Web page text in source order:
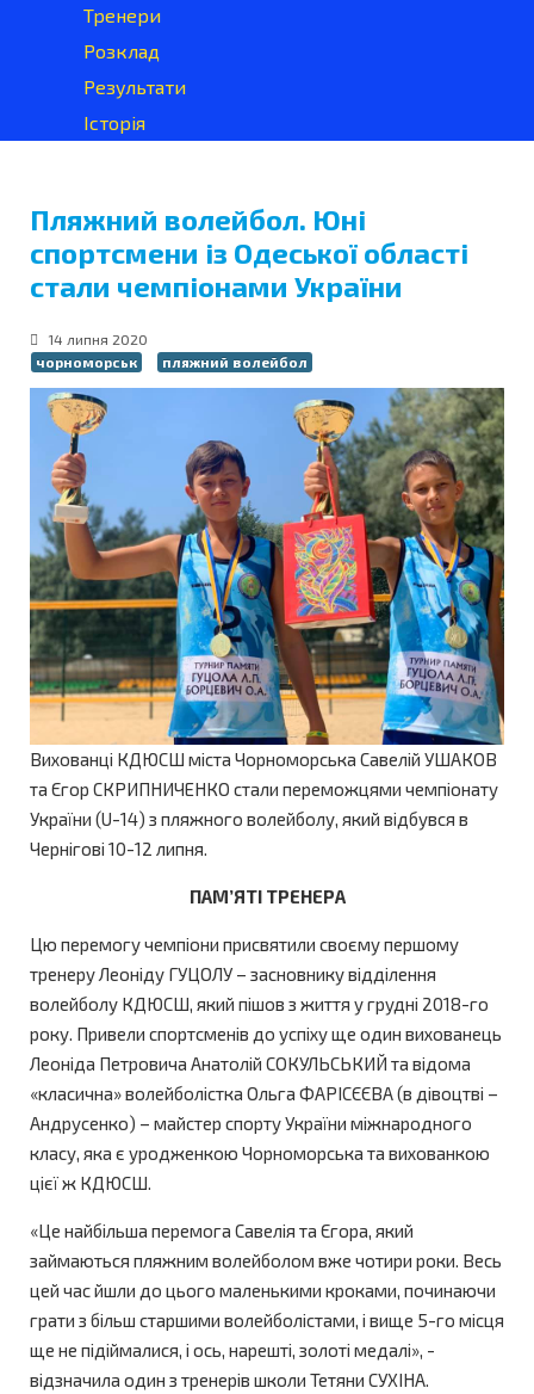
Тренери
Розклад
Результати
Історія
Пляжний волейбол. Юні
спортсмени із Одеської області
стали чемпіонами України
14 липня 2020
чорноморськ
пляжний волейбол
Вихованці КДЮСШ міста Чорноморська Савелій УШАКОВ
та Єгор СКРИПНИЧЕНКО стали переможцями чемпіонату
України (U-14) з пляжного волейболу, який відбувся в
Чернігові 10-12 липня.
ПАМ’ЯТІ ТРЕНЕРА
Цю перемогу чемпіони присвятили своєму першому
тренеру Леоніду ГУЦОЛУ – засновнику відділення
волейболу КДЮСШ, який пішов з життя у грудні 2018-го
року. Привели спортсменів до успіху ще один вихованець
Леоніда Петровича Анатолій СОКУЛЬСЬКИЙ та відома
«класична» волейболістка Ольга ФАРІСЄЄВА (в дівоцтві –
Андрусенко) – майстер спорту України міжнародного
класу, яка є уродженкою Чорноморська та вихованкою
цієї ж КДЮСШ.
«Це найбільша перемога Савелія та Єгора, який
займаються пляжним волейболом вже чотири роки. Весь
цей час йшли до цього маленькими кроками, починаючи
грати з більш старшими волейболістами, і вище 5-го місця
ще не підіймалися, і ось, нарешті, золоті медалі», -
відзначила один з тренерів школи Тетяни СУХІНА.